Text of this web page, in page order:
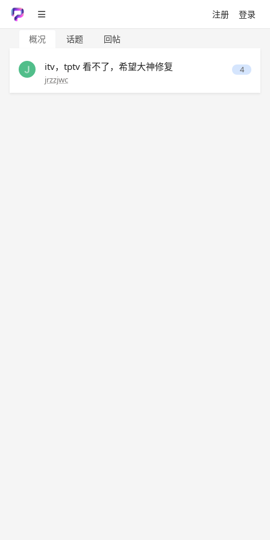
注册 登录
概况 话题 回帖
itv，tptv 看不了，希望大神修复
jrzzjwc
4